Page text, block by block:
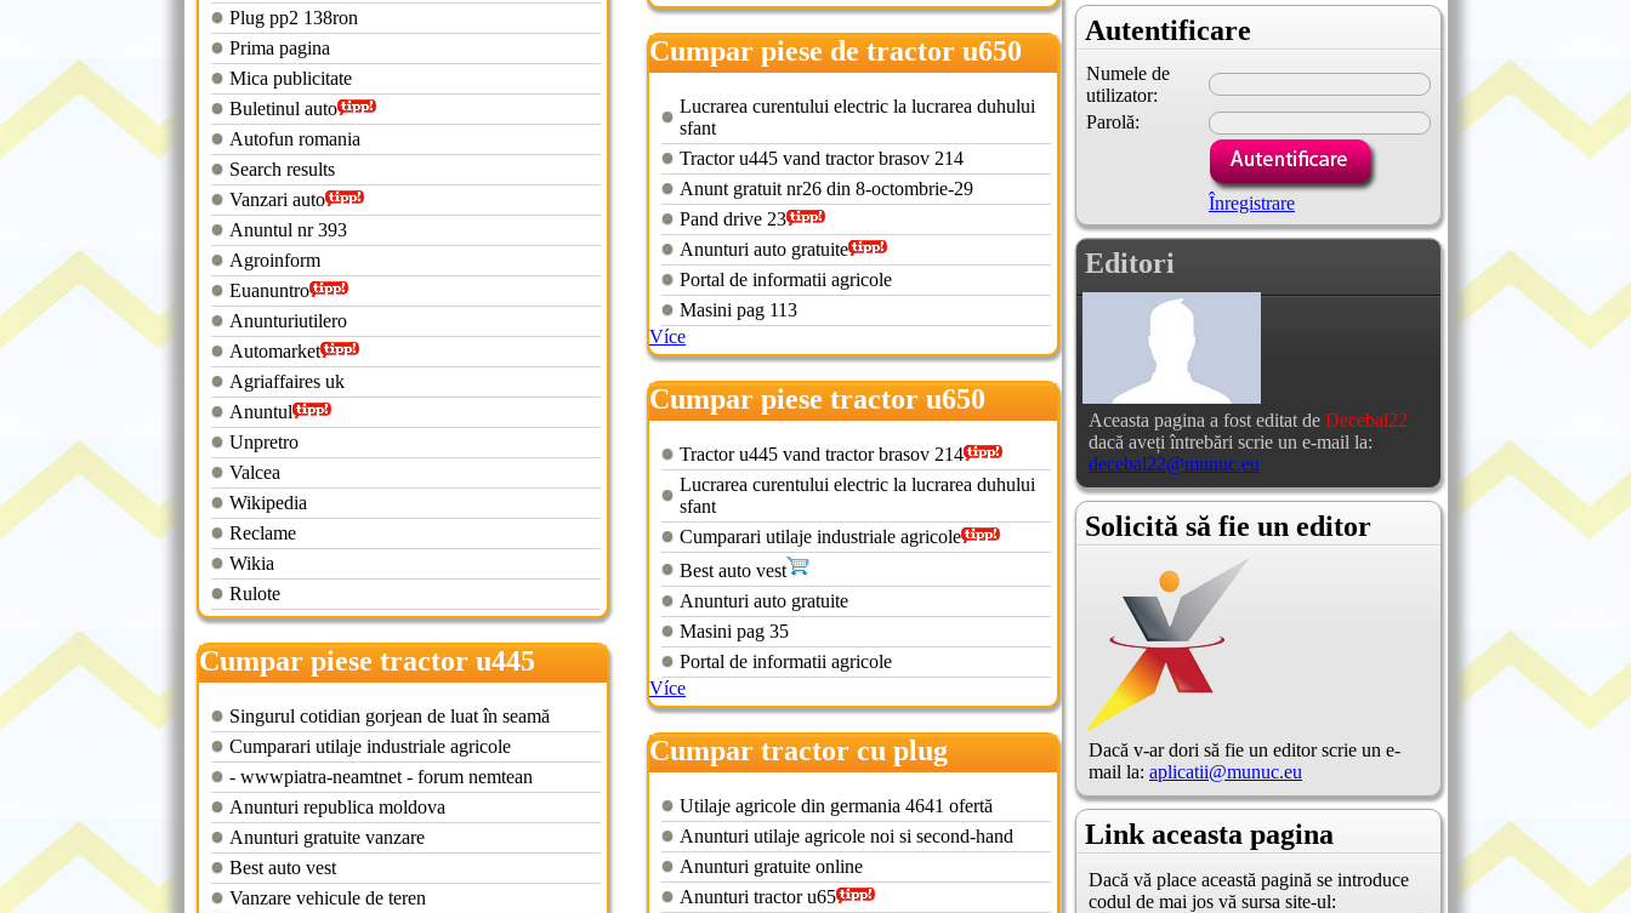
Plug pp2 138ron
Prima pagina
Mica publicitate
Buletinul auto
Autofun romania
Search results
Vanzari auto
Anuntul nr 393
Agroinform
Euanuntro
Anunturiutilero
Automarket
Agriaffaires uk
Anuntul
Unpretro
Valcea
Wikipedia
Reclame
Wikia
Rulote
Cumpar piese tractor u445
Singurul cotidian gorjean de luat în seamă
Cumparari utilaje industriale agricole
- wwwpiatra-neamtnet - forum nemtean
Anunturi republica moldova
Anunturi gratuite vanzare
Best auto vest
Vanzare vehicule de teren
Cumpar piese de tractor u650
Lucrarea curentului electric la lucrarea duhului
sfant
Tractor u445 vand tractor brasov 214
Anunt gratuit nr26 din 8-octombrie-29
Pand drive 23
Anunturi auto gratuite
Portal de informatii agricole
Masini pag 113
Více
Cumpar piese tractor u650
Tractor u445 vand tractor brasov 214
Lucrarea curentului electric la lucrarea duhului
sfant
Cumparari utilaje industriale agricole
Best auto vest
Anunturi auto gratuite
Masini pag 35
Portal de informatii agricole
Více
Cumpar tractor cu plug
Utilaje agricole din germania 4641 ofertă
Anunturi utilaje agricole noi si second-hand
Anunturi gratuite online
Anunturi tractor u65
Autentificare
Numele de
utilizator:
Parolă:
Înregistrare
Editori
Aceasta pagina a fost editat de Decebal22
dacă aveți întrebări scrie un e-mail la:
decebal22@munuc.eu
Solicită să fie un editor
Dacă v-ar dori să fie un editor scrie un e-
mail la: aplicatii@munuc.eu
Link aceasta pagina
Dacă vă place această pagină se introduce
codul de mai jos vă sursa site-ul: